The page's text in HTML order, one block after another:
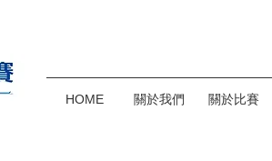
HOME 關於我們 關於比賽